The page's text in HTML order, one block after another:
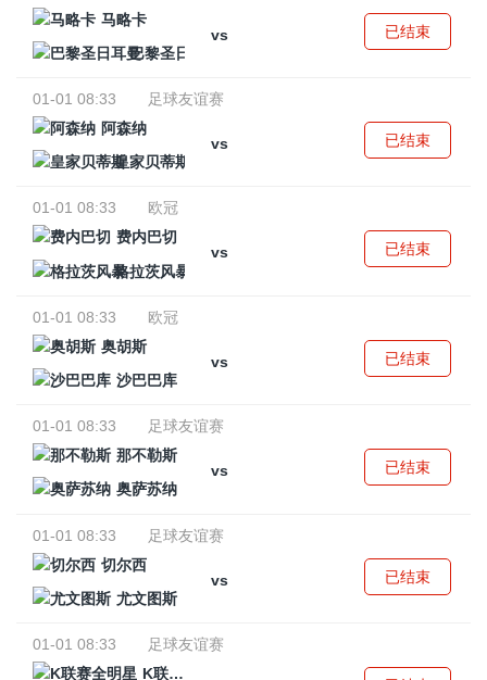
马略卡
vs
巴黎圣日耳曼
已结束
01-01 08:33
足球友谊赛
阿森纳
vs
皇家贝蒂斯
已结束
01-01 08:33
欧冠
费内巴切
vs
格拉茨风暴
已结束
01-01 08:33
欧冠
奥胡斯
vs
沙巴巴库
已结束
01-01 08:33
足球友谊赛
那不勒斯
vs
奥萨苏纳
已结束
01-01 08:33
足球友谊赛
切尔西
vs
尤文图斯
已结束
01-01 08:33
足球友谊赛
K联赛全明星